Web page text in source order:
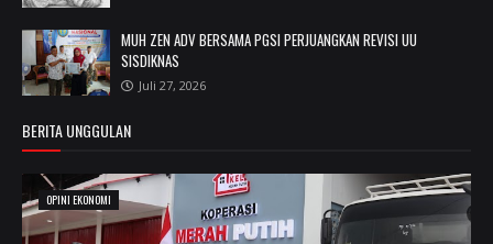
MUH ZEN ADV BERSAMA PGSI PERJUANGKAN REVISI UU
SISDIKNAS
Juli 27, 2026
BERITA UNGGULAN
OPINI EKONOMI